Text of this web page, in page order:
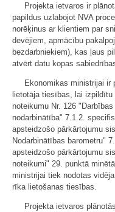
Projekta ietvaros ir
papildus uzlabojot NVA
norēķinus ar klientiem par
devējiem, apmācību
bezdarbniekiem), kas ļaus
atvērt datu kopas
Ekonomikas ministrijai ir
lietotāja tiesības, lai izpildītu
noteikumu Nr. 126
nodarbinātība" 7.1.2.
apsteidzošo pārkārtojumu
Nodarbinātības barometru"
apsteidzošo pārkārtojumu
noteikumi" 29. punktā
ministrijai tiek nodotas
rīka lietošanas tiesības.
Projekta ietvaros